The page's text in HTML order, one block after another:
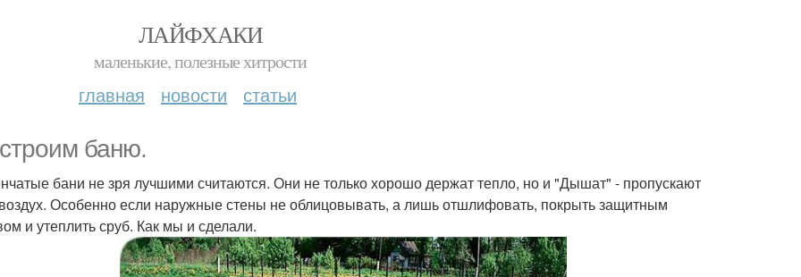
ЛАЙФХАКИ
маленькие, полезные хитрости
главная новости статьи
баню.
бани не зря лучшими считаются. Они не только хорошо держат тепло, но и "Дышат" - пропускают
Особенно если наружные стены не облицовывать, а лишь отшлифовать, покрыть защитным
и утеплить сруб. Как мы и сделали.